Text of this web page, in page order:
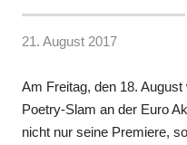
21. August 2017
Am Freitag, den 18.
Poetry-Slam an der Euro
nicht nur seine Premiere,